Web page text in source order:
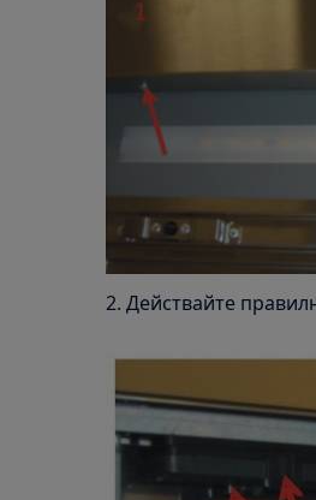
2. Действайте